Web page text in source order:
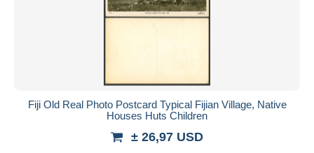
Fiji Old Real Photo Postcard Typical Fijian Village, Native
Houses Huts Children
± 26,97 USD